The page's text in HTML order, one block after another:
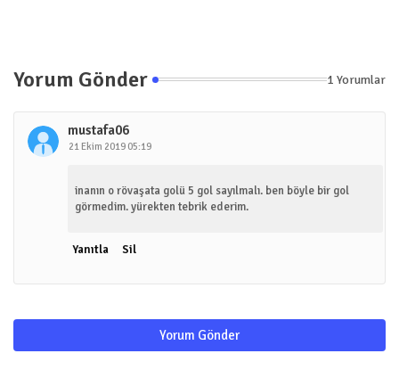
Yorum Gönder 1 Yorumlar
mustafa06
21 Ekim 2019 05:19
inanın o rövaşata golü 5 gol sayılmalı. ben böyle bir gol
görmedim. yürekten tebrik ederim.
Yanıtla Sil
Yorum Gönder